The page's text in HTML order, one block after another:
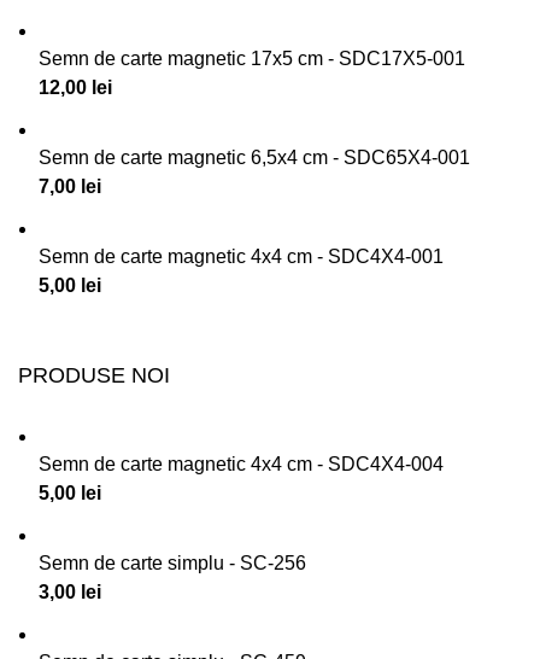
Semn de carte magnetic 17x5 cm - SDC17X5-001
12,00 lei
Semn de carte magnetic 6,5x4 cm - SDC65X4-001
7,00 lei
Semn de carte magnetic 4x4 cm - SDC4X4-001
5,00 lei
PRODUSE NOI
Semn de carte magnetic 4x4 cm - SDC4X4-004
5,00 lei
Semn de carte simplu - SC-256
3,00 lei